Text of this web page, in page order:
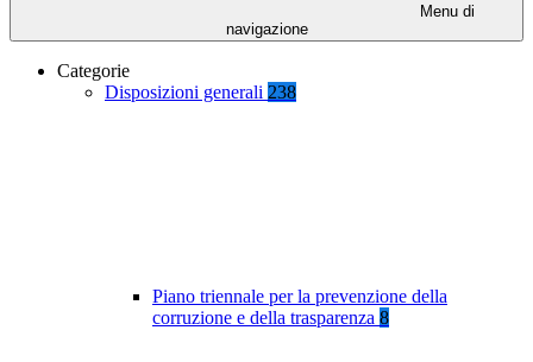
Menu di
navigazione
Categorie
Disposizioni generali 238
Piano triennale per la prevenzione della
corruzione e della trasparenza 8